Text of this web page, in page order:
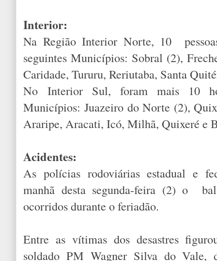
Interior:
Na Região Interior Norte, 10
seguintes Municípios: Sobral (2),
Caridade, Tururu, Reriutaba, Santa
No Interior Sul, foram mais 10
Municípios: Juazeiro do Norte (2),
Araripe, Aracati, Icó, Milhã, Quixeré e
Acidentes:
As polícias rodoviárias estadual e
manhã desta segunda-feira (2) o
ocorridos durante o feriadão.
Entre as vítimas dos desastres
soldado PM Wagner Silva do Vale,